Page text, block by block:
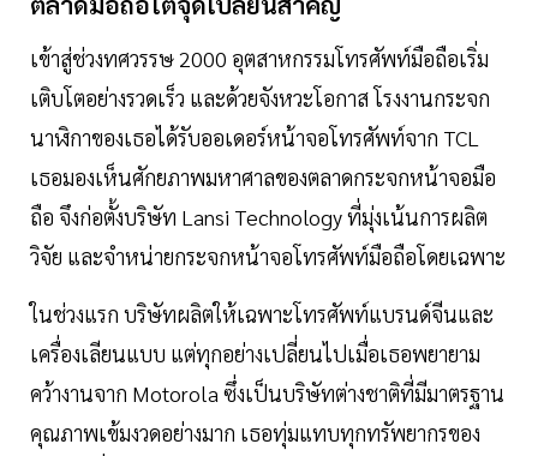
เข้าสู่ช่วงทศวรรษ 2000 อุตสาหกรรมโทรศัพท์มือถือเริ่ม
เติบโตอย่างรวดเร็ว และด้วยจังหวะโอกาส โรงงานกระจก
นาฬิกาของเธอได้รับออเดอร์หน้าจอโทรศัพท์จาก TCL
เธอมองเห็นศักยภาพมหาศาลของตลาดกระจกหน้าจอมือ
ถือ จึงก่อตั้งบริษัท Lansi Technology ที่มุ่งเน้นการผลิต
วิจัย และจำหน่ายกระจกหน้าจอโทรศัพท์มือถือโดยเฉพาะ
ในช่วงแรก บริษัทผลิตให้เฉพาะโทรศัพท์แบรนด์จีนและ
เครื่องเลียนแบบ แต่ทุกอย่างเปลี่ยนไปเมื่อเธอพยายาม
คว้างานจาก Motorola ซึ่งเป็นบริษัทต่างชาติที่มีมาตรฐาน
คุณภาพเข้มงวดอย่างมาก เธอทุ่มแทบทุกทรัพยากรของ